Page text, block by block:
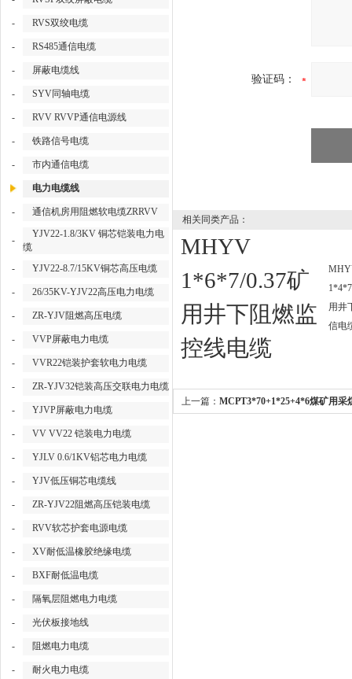
- RVS双绞电缆
- RS485通信电缆
- 屏蔽电缆线
- SYV同轴电缆
- RVV RVVP通信电源线
- 铁路信号电缆
- 市内通信电缆
电力电缆线
- 通信机房用阻燃软电缆ZRRVV
-
YJV22-1.8/3KV 铜芯铠装电力电
缆
-
YJV22-8.7/15KV铜芯高压电缆
- 26/35KV-YJV22高压电力电缆
- ZR-YJV阻燃高压电缆
- VVP屏蔽电力电缆
- VVR22铠装护套软电力电缆
- ZR-YJV32铠装高压交联电力电缆
- YJVP屏蔽电力电缆
- VV VV22 铠装电力电缆
- YJLV 0.6/1KV铝芯电力电缆
- YJV低压铜芯电缆线
- ZR-YJV22阻燃高压铠装电缆
- RVV软芯护套电源电缆
- XV耐低温橡胶绝缘电缆
- BXF耐低温电缆
- 隔氧层阻燃电力电缆
- 光伏板接地线
- 阻燃电力电缆
- 耐火电力电缆
验证码：
相关同类产品：
MHYV
1*6*7/0.37矿
用井下阻燃监
控线电缆
用井
信电
上一篇： MCPT3*70+1*25+4*6煤矿用采